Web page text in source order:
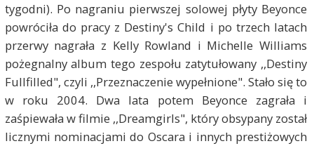
tygodni). Po nagraniu pierwszej solowej płyty Beyonce
powróciła do pracy z Destiny's Child i po trzech latach
przerwy nagrała z Kelly Rowland i Michelle Williams
pożegnalny album tego zespołu zatytułowany ,,Destiny
Fullfilled", czyli ,,Przeznaczenie wypełnione". Stało się to
w roku 2004. Dwa lata potem Beyonce zagrała i
zaśpiewała w filmie ,,Dreamgirls", który obsypany został
licznymi nominacjami do Oscara i innych prestiżowych